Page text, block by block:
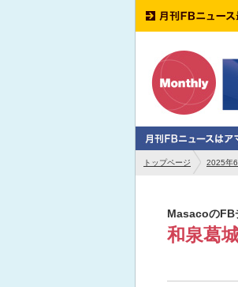
トップページ 2025年
MasacoのFB
和泉葛